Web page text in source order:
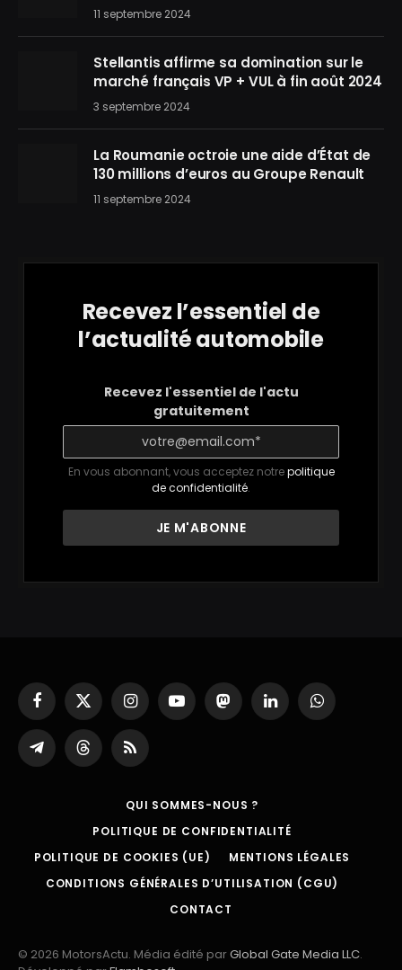
11 septembre 2024
Stellantis affirme sa domination sur le
marché français VP + VUL à fin août 2024
3 septembre 2024
La Roumanie octroie une aide d’État de
130 millions d’euros au Groupe Renault
11 septembre 2024
Recevez l’essentiel de
l’actualité automobile
Recevez l'essentiel de l'actu
gratuitement
En vous abonnant, vous acceptez notrepolitique
de confidentialité.
Facebook
X
(Twitter)
InstagramYouTubeMastodonLinkedInWhatsApp
Partager
sur
ThreadsRSS
QUI SOMMES-NOUS ?
POLITIQUE DE CONFIDENTIALITÉ
POLITIQUE DE COOKIES (UE)
MENTIONS LÉGALES
CONDITIONS GÉNÉRALES D’UTILISATION (CGU)
CONTACT
© 2026 MotorsActu. Média édité parGlobal Gate Media LLC.